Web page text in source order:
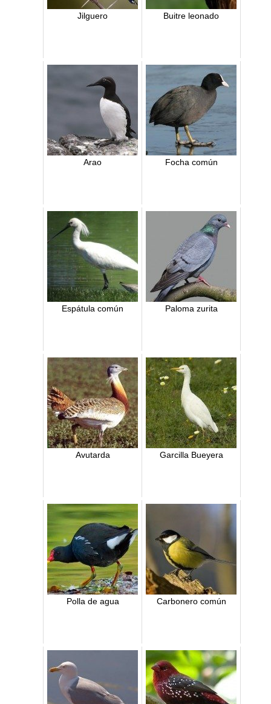
Jilguero Buitre leonado
Arao Focha común
Espátula común Paloma zurita
Avutarda Garcilla Bueyera
Polla de agua Carbonero común